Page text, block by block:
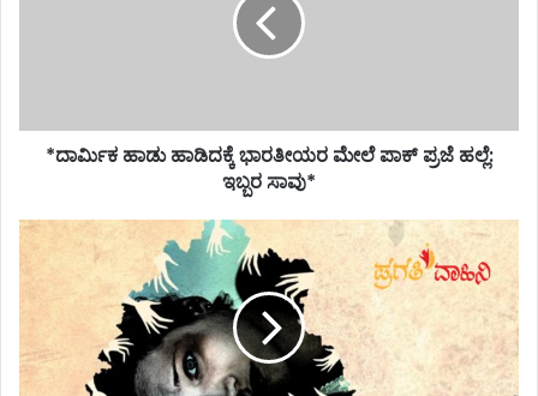
ಇಬ್ಬರ
ಸಾವು**ದಾರ್ಮಿಕ ಹಾಡು ಹಾಡಿದಕ್ಕೆ ಭಾರತೀಯರ ಮೇಲೆ ಪಾಕ್ ಪ್ರಜೆ ಹಲ್ಲೆ:
ಇಬ್ಬರ ಸಾವು*
*ಭಾವಿ
8